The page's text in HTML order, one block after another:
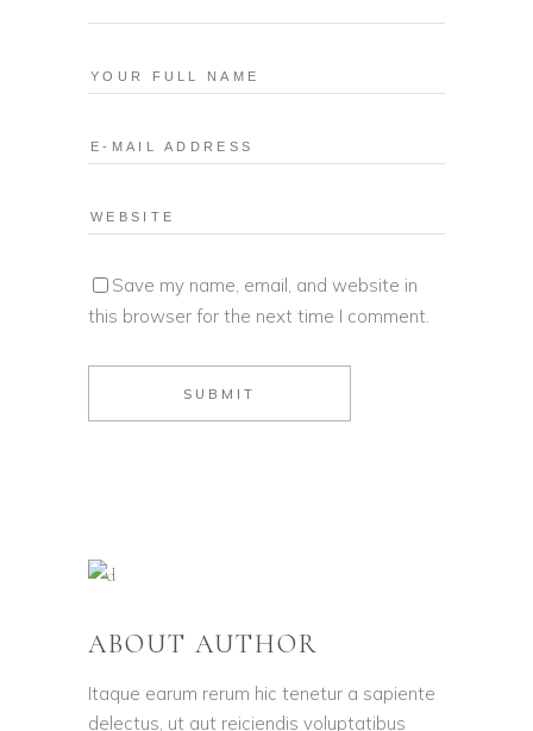
Save my name, email, and website in
this browser for the next time I comment.
ABOUT AUTHOR
Itaque earum rerum hic tenetur a sapiente
delectus, ut aut reiciendis voluptatibus